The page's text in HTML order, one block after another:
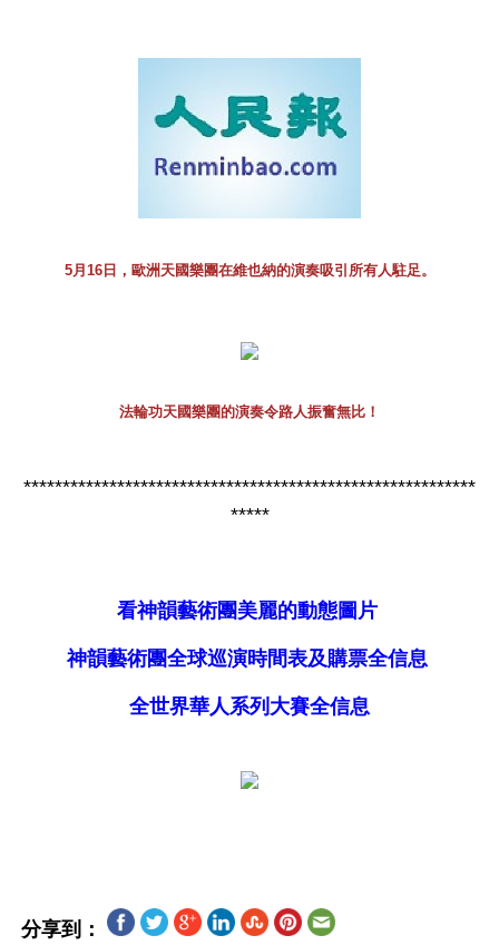
5月16日，歐洲天國樂團在維也納的演奏吸引所有人駐足。
法輪功天國樂團的演奏令路人振奮無比！
**********************************************************
*****
看神韻藝術團美麗的動態圖片
神韻藝術團全球巡演時間表及購票全信息
全世界華人系列大賽全信息
分享到：